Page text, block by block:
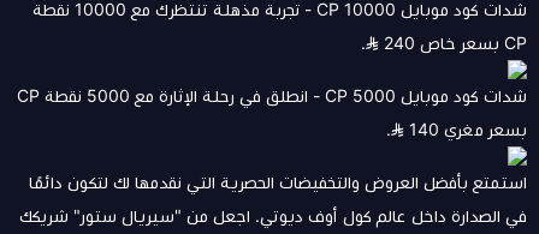
شدات كود موبايل 10000 CP - تجربة مذهلة تنتظرك مع 10000 نقطة
CP بسعر خاص 240
.
شدات كود موبايل 5000 CP - انطلق في رحلة الإثارة مع 5000 نقطة CP
بسعر مغري 140
.
استمتع بأفضل العروض والتخفيضات الحصرية التي نقدمها لك لتكون دائمًا
في الصدارة داخل عالم كول أوف ديوتي. اجعل من "سيريال ستور" شريكك